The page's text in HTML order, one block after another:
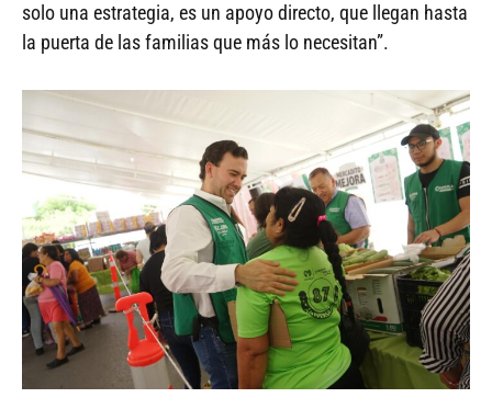
solo una estrategia, es un apoyo directo, que llegan hasta
la puerta de las familias que más lo necesitan”.